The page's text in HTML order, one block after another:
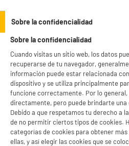
Sobre la confidencialidad
Sobre la confidencialidad
Cuando visitas un sitio web, los datos
recuperarse de tu navegador,
información puede estar relacionada
dispositivo y se utiliza principalmente
funcione correctamente. Por lo
directamente, pero puede brindarte una
Debido a que respetamos tu derecho a
de no permitir ciertos tipos de cookies.
categorías de cookies para obtener
ellas, y así elegir las cookies que se